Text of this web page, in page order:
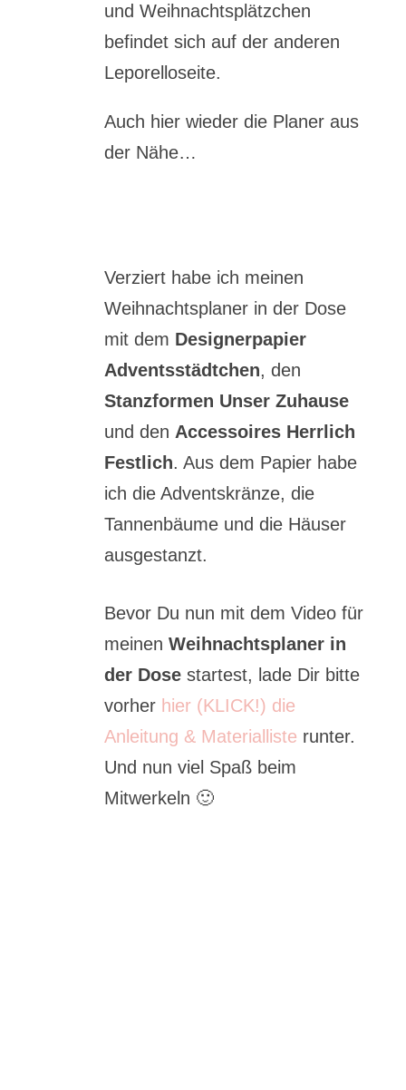
und Weihnachtsplätzchen
befindet sich auf der anderen
Leporelloseite.
Auch hier wieder die Planer aus
der Nähe…
Verziert habe ich meinen
Weihnachtsplaner in der Dose
mit dem Designerpapier
Adventsstädtchen, den
Stanzformen Unser Zuhause
und den Accessoires Herrlich
Festlich. Aus dem Papier habe
ich die Adventskränze, die
Tannenbäume und die Häuser
ausgestanzt.
Bevor Du nun mit dem Video für
meinen Weihnachtsplaner in
der Dosestartest, lade Dir bitte
vorher hier (KLICK!) die
Anleitung & Materialliste runter.
Und nun viel Spaß beim
Mitwerkeln 🙂